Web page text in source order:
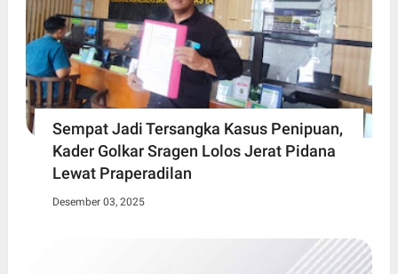
Sempat Jadi Tersangka Kasus Penipuan,
Kader Golkar Sragen Lolos Jerat Pidana
Lewat Praperadilan
Desember 03, 2025